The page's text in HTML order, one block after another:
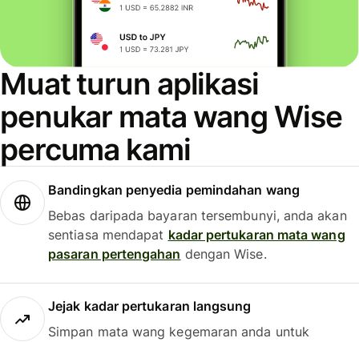
Muat turun aplikasi
penukar mata wang Wise
percuma kami
Bandingkan penyedia pemindahan wang
Bebas daripada bayaran tersembunyi, anda akan
sentiasa mendapat kadar pertukaran mata wang
pasaran pertengahan dengan Wise.
Jejak kadar pertukaran langsung
Simpan mata wang kegemaran anda untuk